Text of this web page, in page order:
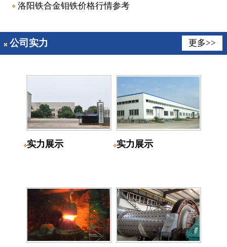
洛阳铁合金钼铁价格行情参考
公司实力 更多>>
实力展示 实力展示